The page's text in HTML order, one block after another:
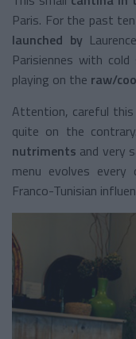
Paris. For the past
launched by
Parisiennes with cold
playing on the raw/
Attention, careful this
quite on the
nutriments and very
menu evolves
Franco-Tunisian